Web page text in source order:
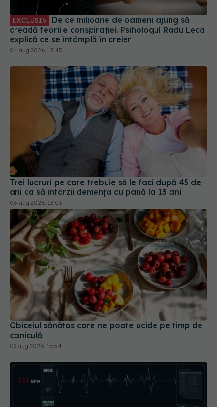
EXCLUSIV
creadă teoriile conspirației. Psihologul Radu Leca
explică ce se întâmplă în creier
04 aug 2026, 13:45
Trei lucruri pe care trebuie să le faci după 45 de
ani ca să întârzii demența cu până la 13 ani
06 aug 2026, 13:03
Obiceiul sănătos care ne poate ucide pe timp de
caniculă
03 aug 2026, 15:54